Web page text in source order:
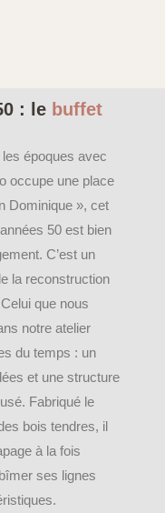
: le buffet
époques avec
occupe une place
Dominique », cet
50 est bien
C’est un
la reconstruction
que nous
notre atelier
du temps : un
et une structure
Fabriqué le
bois tendres, il
à la fois
ses lignes